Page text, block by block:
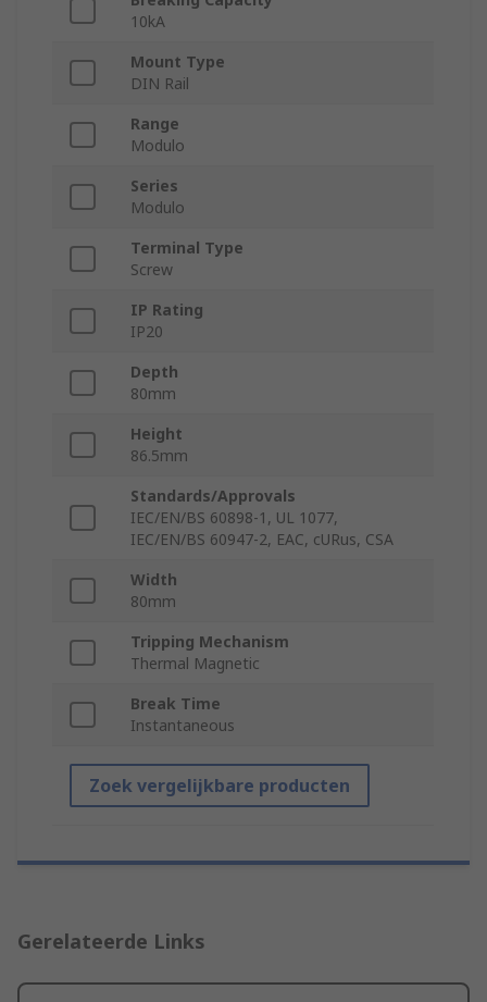
10kA
Mount Type
DIN Rail
Range
Modulo
Series
Modulo
Terminal Type
Screw
IP Rating
IP20
Depth
80mm
Height
86.5mm
Standards/Approvals
IEC/EN/BS 60898-1, UL 1077,
IEC/EN/BS 60947-2, EAC, cURus, CSA
Width
80mm
Tripping Mechanism
Thermal Magnetic
Break Time
Instantaneous
Zoek vergelijkbare producten
Gerelateerde Links